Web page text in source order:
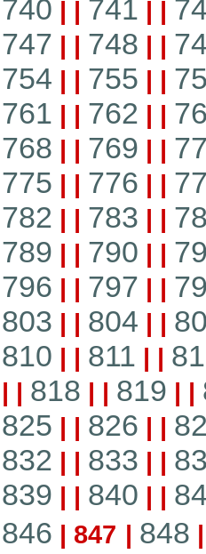
740 | | 741 | |
747 | | 748 | |
754 | | 755 | |
761 | | 762 | |
768 | | 769 | |
775 | | 776 | |
782 | | 783 | |
789 | | 790 | |
796 | | 797 | |
803 | | 804 | |
810 | | 811 | |
| | 818 | | 819 | |
825 | | 826 | |
832 | | 833 | |
839 | | 840 | |
846 | 847 | 848